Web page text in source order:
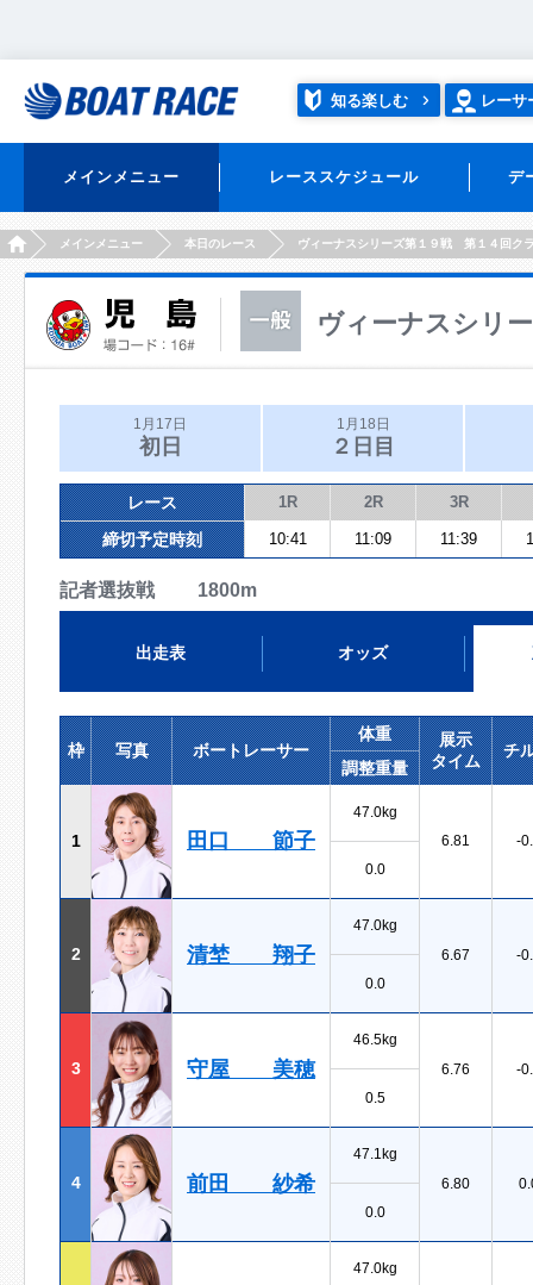
知る楽しむ レーサ
メインメニュー レーススケジュール デ
HOMEメインメニュー 本日のレース ヴィーナスシリーズ第１９戦 第１４回ク
ヴィーナスシリ
1月17日
初日
1月18日
２日目
レース 1R 2R 3R
締切予定時刻 10:41 11:09 11:39
記者選抜戦 1800m
出走表 オッズ
枠 写真 ボートレーサー
体重
展示
タイム
チ
調整重量
1 田口 節子
47.0kg
6.81
-
0.0
2 清埜 翔子
47.0kg
6.67
-
0.0
3 守屋 美穂
46.5kg
6.76
-
0.5
4 前田 紗希
47.1kg
6.80
0.0
47.0kg